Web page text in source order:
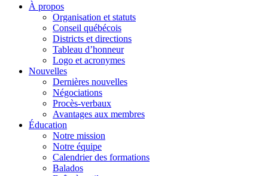
À propos
Organisation et statuts
Conseil québécois
Districts et directions
Tableau d’honneur
Logo et acronymes
Nouvelles
Dernières nouvelles
Négociations
Procès-verbaux
Avantages aux membres
Éducation
Notre mission
Notre équipe
Calendrier des formations
Balados